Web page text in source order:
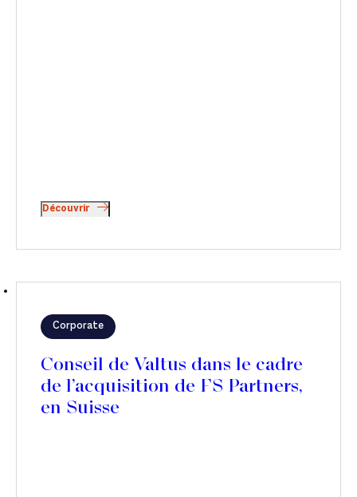
Découvrir
Corporate
Conseil de Valtus dans le cadre
de l’acquisition de FS Partners,
en Suisse